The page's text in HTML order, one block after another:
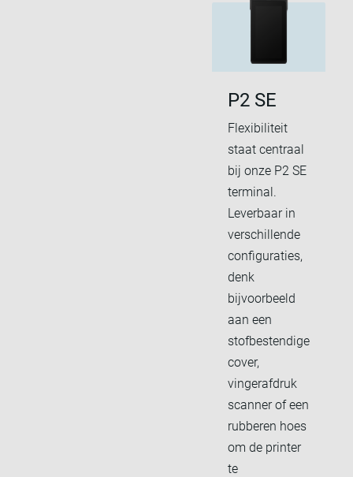
P2 SE
Flexibiliteit
staat centraal
bij onze P2 SE
terminal.
Leverbaar in
verschillende
configuraties,
denk
bijvoorbeeld
aan een
stofbestendige
cover,
vingerafdruk
scanner of een
rubberen hoes
om de printer
te